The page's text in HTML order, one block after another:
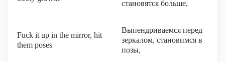
становятся больше,
Fuck it up in the mirror, hit
them poses
Выпендриваемся перед
зеркалом, становимся в
позы,